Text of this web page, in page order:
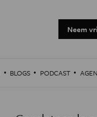
Neem
· BLOGS · PODCAST ·